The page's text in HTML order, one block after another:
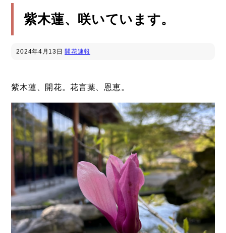
紫木蓮、咲いています。
2024年4月13日 開花速報
紫木蓮、開花。花言葉、恩恵。